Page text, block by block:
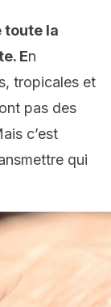
toute la
En
tropicales et
pas des
c’est
qui